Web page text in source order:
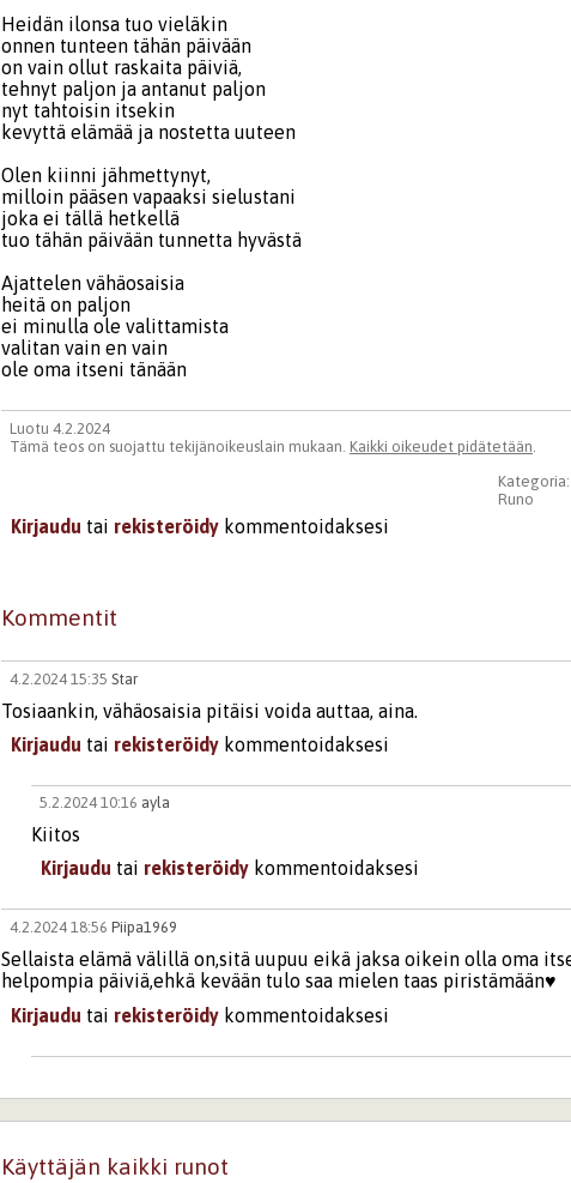
Heidän ilonsa tuo vieläkin
onnen tunteen tähän päivään
on vain ollut raskaita päiviä,
tehnyt paljon ja antanut paljon
nyt tahtoisin itsekin
kevyttä elämää ja nostetta uuteen
Olen kiinni jähmettynyt,
milloin pääsen vapaaksi sielustani
joka ei tällä hetkellä
tuo tähän päivään tunnetta hyvästä
Ajattelen vähäosaisia
heitä on paljon
ei minulla ole valittamista
valitan vain en vain
ole oma itseni tänään
Luotu 4.2.2024
Tämä teos on suojattu tekijänoikeuslain mukaan. Kaikki oikeudet pidätetään.
Kategoria:
Runo
Kirjaudu tai rekisteröidy kommentoidaksesi
Kommentit
4.2.2024 15:35 Star
Tosiaankin, vähäosaisia pitäisi voida auttaa, aina.
Kirjaudu tai rekisteröidy kommentoidaksesi
5.2.2024 10:16 ayla
Kiitos
Kirjaudu tai rekisteröidy kommentoidaksesi
4.2.2024 18:56 Piipa1969
Sellaista elämä välillä on,sitä uupuu eikä jaksa oikein olla oma
helpompia päiviä,ehkä kevään tulo saa mielen taas piristämään♥️
Kirjaudu tai rekisteröidy kommentoidaksesi
Kiitos
Käyttäjän kaikki runot